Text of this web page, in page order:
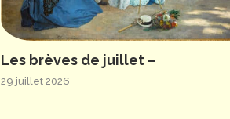
Les brèves de juillet –
29 juillet 2026